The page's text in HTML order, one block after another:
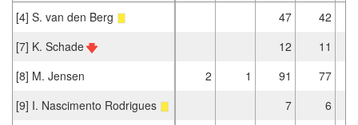
[4] S. van den Berg 47
42
[7] K. Schade
12
11
[8] M. Jensen
2 1 91
77
[9] I. Nascimento Rodrigues
7
6